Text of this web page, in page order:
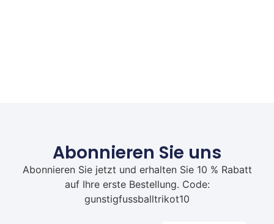
Abonnieren Sie uns
Abonnieren Sie jetzt und erhalten Sie 10 % Rabatt
auf Ihre erste Bestellung. Code:
gunstigfussballtrikot10